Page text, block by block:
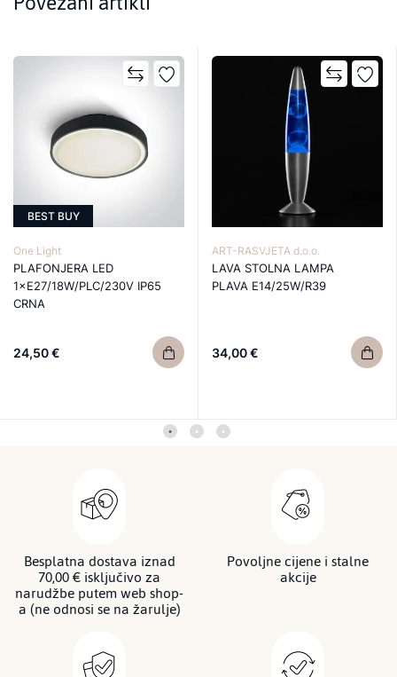
BEST BUY
One Light
PLAFONJERA LED
1×E27/18W/PLC/230V IP65
CRNA
24,50 €
ART-RASVJETA d.o.o.
LAVA STOLNA LAMPA
PLAVA E14/25W/R39
34,00 €
Besplatna dostava iznad
70,00 € isključivo za
narudžbe putem web shop-
a (ne odnosi se na žarulje)
Povoljne cijene i stalne
akcije